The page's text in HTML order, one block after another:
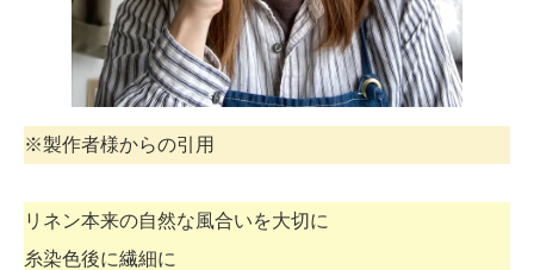
※製作者様からの引用
リネン本来の自然な風合いを大切に
糸染色後に繊細に